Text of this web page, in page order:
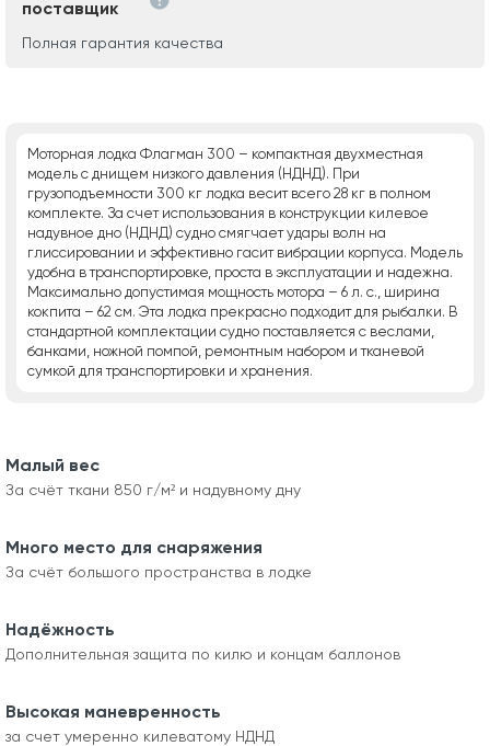
поставщик
Полная гарантия качества
Моторная лодка Флагман 300 – компактная двухместная
модель с днищем низкого давления (НДНД). При
грузоподъемности 300 кг лодка весит всего 28 кг в полном
комплекте. За счет использования в конструкции килевое
надувное дно (НДНД) судно смягчает удары волн на
глиссировании и эффективно гасит вибрации корпуса. Модель
удобна в транспортировке, проста в эксплуатации и надежна.
Максимально допустимая мощность мотора – 6 л. с., ширина
кокпита – 62 см. Эта лодка прекрасно подходит для рыбалки. В
стандартной комплектации судно поставляется с веслами,
банками, ножной помпой, ремонтным набором и тканевой
сумкой для транспортировки и хранения.
Малый вес
За счёт ткани 850 г/м² и надувному дну
Много место для снаряжения
За счёт большого пространства в лодке
Надёжность
Дополнительная защита по килю и концам баллонов
Высокая маневренность
за счет умеренно килеватому НДНД